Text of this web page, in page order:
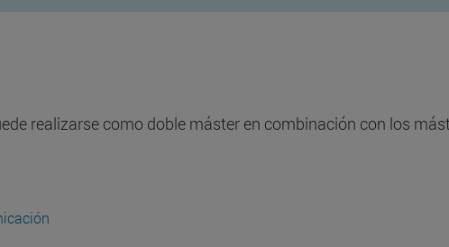
realizarse como doble máster en combinación con los